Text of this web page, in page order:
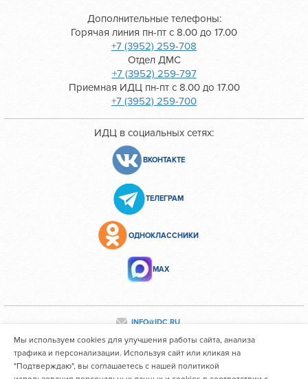
Дополнительные телефоны:
Горячая линия пн-пт с 8.00 до 17.00
+7 (3952) 259-708
Отдел ДМС
+7 (3952) 259-797
Приемная ИДЦ пн-пт с 8.00 до 17.00
+7 (3952) 259-700
ИДЦ в социальных сетях:
ВКОНТАКТЕ
ТЕЛЕГРАМ
ОДНОКЛАССНИКИ
МАХ
INFO@IDC.RU
Все персональные данные сотрудников размещены с их
Мы используем cookies для улучшения работы сайта, анализа
трафика и персонализации. Используя сайт или кликая на
"Подтверждаю", вы соглашаетесь с нашей политикой